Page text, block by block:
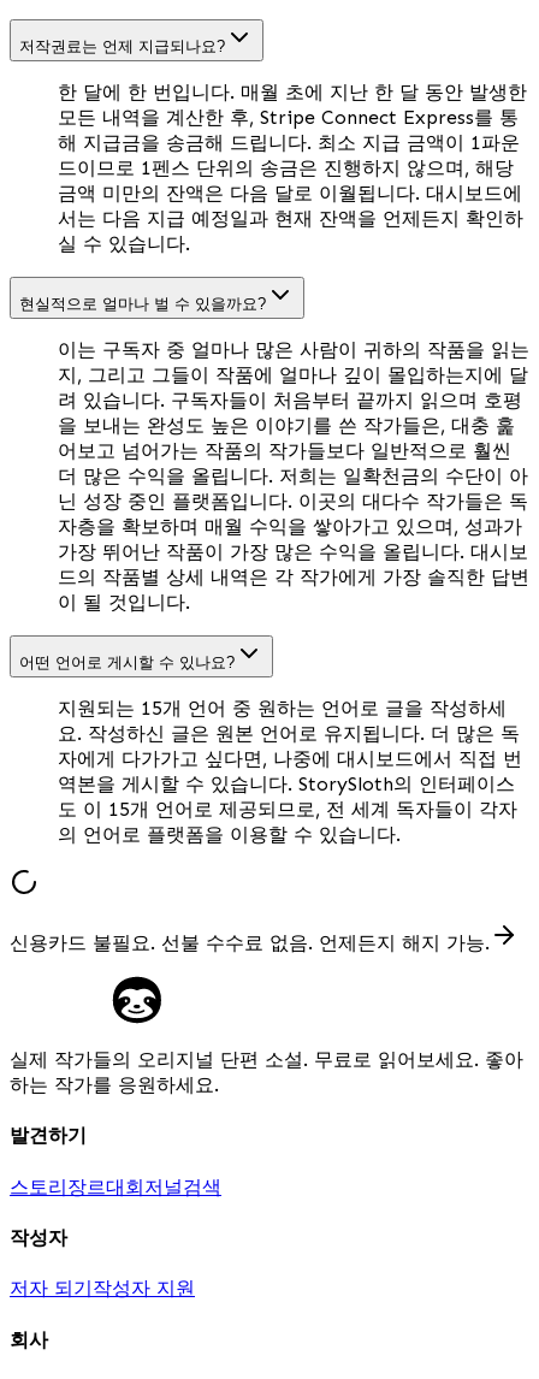
저작권료는 언제 지급되나요?
한 달에 한 번입니다. 매월 초에 지난 한 달 동안 발생한
모든 내역을 계산한 후, Stripe Connect Express를 통
해 지급금을 송금해 드립니다. 최소 지급 금액이 1파운
드이므로 1펜스 단위의 송금은 진행하지 않으며, 해당
금액 미만의 잔액은 다음 달로 이월됩니다. 대시보드에
서는 다음 지급 예정일과 현재 잔액을 언제든지 확인하
실 수 있습니다.
현실적으로 얼마나 벌 수 있을까요?
이는 구독자 중 얼마나 많은 사람이 귀하의 작품을 읽는
지, 그리고 그들이 작품에 얼마나 깊이 몰입하는지에 달
려 있습니다. 구독자들이 처음부터 끝까지 읽으며 호평
을 보내는 완성도 높은 이야기를 쓴 작가들은, 대충 훑
어보고 넘어가는 작품의 작가들보다 일반적으로 훨씬
더 많은 수익을 올립니다. 저희는 일확천금의 수단이 아
닌 성장 중인 플랫폼입니다. 이곳의 대다수 작가들은 독
자층을 확보하며 매월 수익을 쌓아가고 있으며, 성과가
가장 뛰어난 작품이 가장 많은 수익을 올립니다. 대시보
드의 작품별 상세 내역은 각 작가에게 가장 솔직한 답변
이 될 것입니다.
어떤 언어로 게시할 수 있나요?
지원되는 15개 언어 중 원하는 언어로 글을 작성하세
요. 작성하신 글은 원본 언어로 유지됩니다. 더 많은 독
자에게 다가가고 싶다면, 나중에 대시보드에서 직접 번
역본을 게시할 수 있습니다. StorySloth의 인터페이스
도 이 15개 언어로 제공되므로, 전 세계 독자들이 각자
의 언어로 플랫폼을 이용할 수 있습니다.
신용카드 불필요. 선불 수수료 없음. 언제든지 해지 가능.
실제 작가들의 오리지널 단편 소설. 무료로 읽어보세요. 좋아
하는 작가를 응원하세요.
발견하기
스토리장르대회저널검색
작성자
저자 되기 작성자 지원
회사